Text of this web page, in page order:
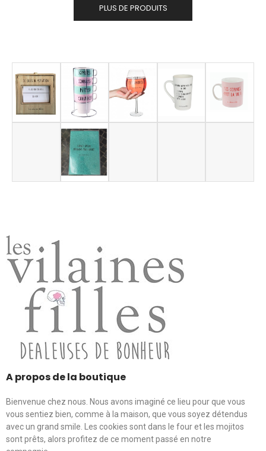
PLUS DE PRODUITS
A propos de la boutique
Bienvenue chez nous. Nous avons imaginé ce lieu pour que vous
vous sentiez bien, comme à la maison, que vous soyez détendus
avec un grand smile. Les cookies sont dans le four et les mojitos
sont prêts, alors profitez de ce moment passé en notre